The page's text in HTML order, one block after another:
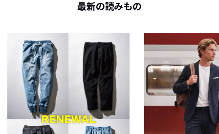
最新の読みもの